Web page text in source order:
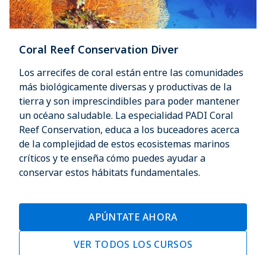
Coral Reef Conservation Diver
Los arrecifes de coral están entre las comunidades
más biológicamente diversas y productivas de la
tierra y son imprescindibles para poder mantener
un océano saludable. La especialidad PADI Coral
Reef Conservation, educa a los buceadores acerca
de la complejidad de estos ecosistemas marinos
críticos y te enseña cómo puedes ayudar a
conservar estos hábitats fundamentales.
APÚNTATE AHORA
VER TODOS LOS CURSOS